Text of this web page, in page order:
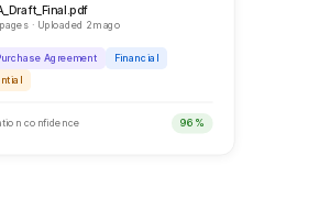
· Uploaded 2m ago
Agreement
Financial
confidence 96%